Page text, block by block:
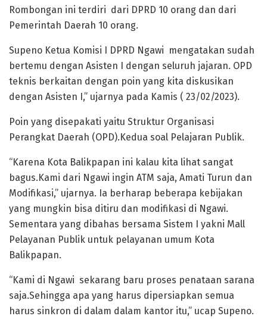
Rombongan ini terdiri dari DPRD 10 orang dan dari
Pemerintah Daerah 10 orang.
Supeno Ketua Komisi I DPRD Ngawi mengatakan sudah
bertemu dengan Asisten I dengan seluruh jajaran. OPD
teknis berkaitan dengan poin yang kita diskusikan
dengan Asisten I,” ujarnya pada Kamis ( 23/02/2023).
Poin yang disepakati yaitu Struktur Organisasi
Perangkat Daerah (OPD).Kedua soal Pelajaran Publik.
“Karena Kota Balikpapan ini kalau kita lihat sangat
bagus.Kami dari Ngawi ingin ATM saja, Amati Turun dan
Modifikasi,” ujarnya. Ia berharap beberapa kebijakan
yang mungkin bisa ditiru dan modifikasi di Ngawi.
Sementara yang dibahas bersama Sistem I yakni Mall
Pelayanan Publik untuk pelayanan umum Kota
Balikpapan.
“Kami di Ngawi sekarang baru proses penataan sarana
saja.Sehingga apa yang harus dipersiapkan semua
harus sinkron di dalam dalam kantor itu,” ucap Supeno.